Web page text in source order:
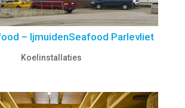
– IjmuidenSeafood Parlevliet
Koelinstallaties